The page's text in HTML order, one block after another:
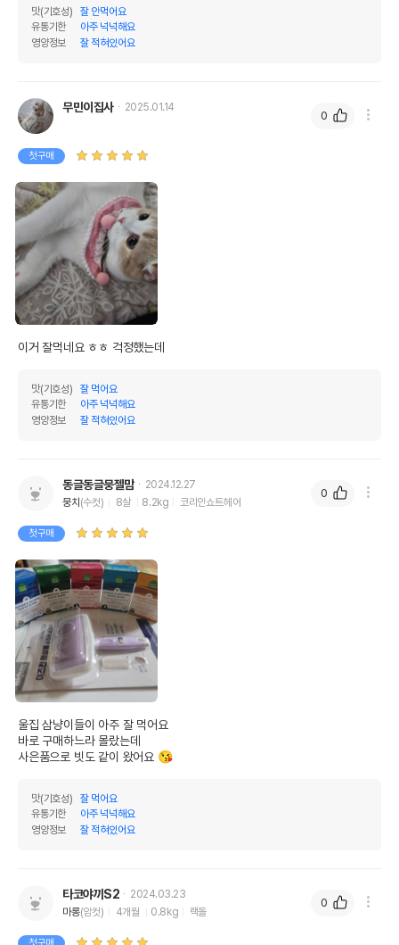
맛(기호성)
잘 안먹어요
유통기한
아주 넉넉해요
영양정보
잘 적혀있어요
무민이집사 2025.01.14
첫구매
이거 잘먹네요 ㅎㅎ 걱정했는데
맛(기호성)
잘 먹어요
유통기한
아주 넉넉해요
영양정보
잘 적혀있어요
0
동글동글뭉젤맘
2024.12.27
뭉치(수컷) 8살 8.2kg 코리안쇼트헤어
첫구매
울집 삼냥이들이 아주 잘 먹어요
바로 구매하느라 몰랐는데
사은품으로 빗도 같이 왔어요 😘
맛(기호성)
잘 먹어요
유통기한
아주 넉넉해요
영양정보
잘 적혀있어요
0
타코야끼S2
2024.03.23
마롱(암컷) 4개월 0.8kg 랙돌
첫구매
0